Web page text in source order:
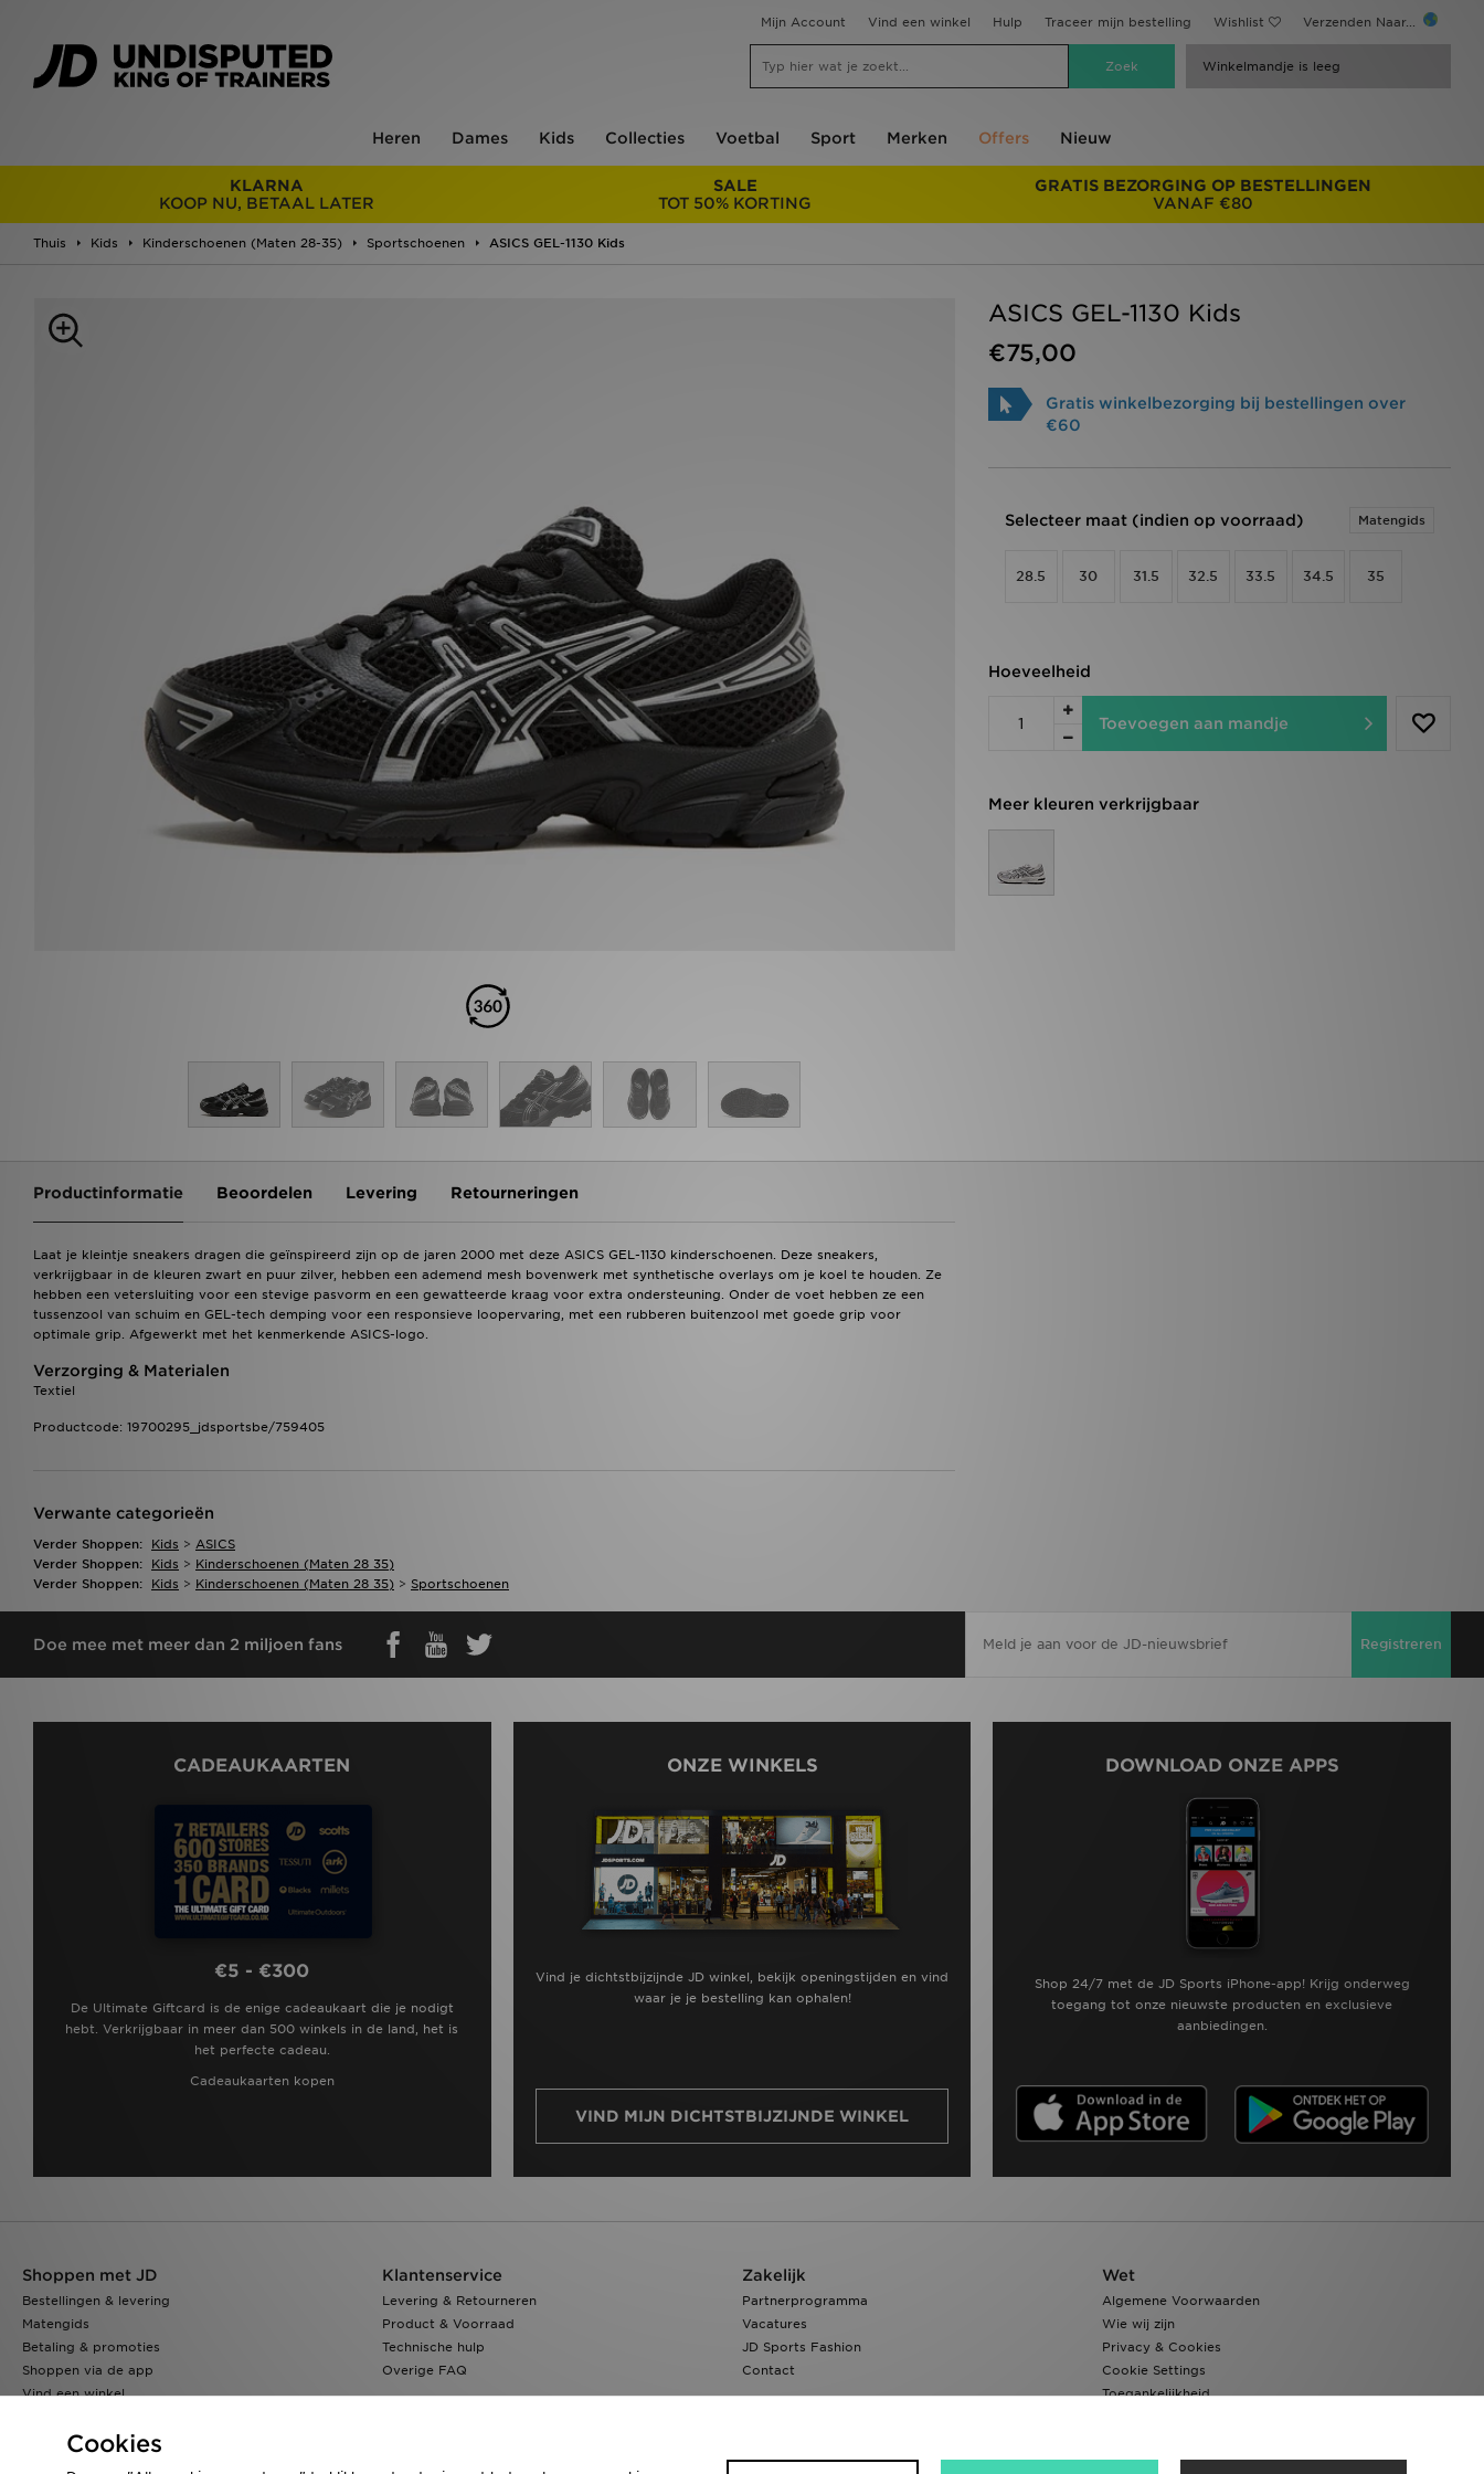
Mijn Account Vind een winkel Hulp Traceer mijn bestelling Wishlist Verzenden Naar...
Winkelmandje is leeg
Heren Dames Kids Collecties Voetbal Sport Merken Offers Nieuw
KLARNA
KOOP NU, BETAAL LATER
SALE
TOT 50% KORTING
GRATIS BEZORGING OP BESTELLINGEN
VANAF €80
Thuis Kids Kinderschoenen (Maten 28-35) Sportschoenen ASICS GEL-1130 Kids
ASICS GEL-1130 Kids
€75,00
Gratis winkelbezorging bij bestellingen over
€60
Selecteer maat (indien op voorraad) Matengids
28.5 30 31.5 32.5 33.5 34.5 35
Hoeveelheid
Toevoegen aan mandje
Meer kleuren verkrijgbaar
Productinformatie Beoordelen Levering Retourneringen
Laat je kleintje sneakers dragen die geïnspireerd zijn op de jaren 2000 met deze ASICS GEL-1130 kinderschoenen. Deze sneakers,
verkrijgbaar in de kleuren zwart en puur zilver, hebben een ademend mesh bovenwerk met synthetische overlays om je koel te houden. Ze
hebben een vetersluiting voor een stevige pasvorm en een gewatteerde kraag voor extra ondersteuning. Onder de voet hebben ze een
tussenzool van schuim en GEL-tech demping voor een responsieve loopervaring, met een rubberen buitenzool met goede grip voor
optimale grip. Afgewerkt met het kenmerkende ASICS-logo.
Verzorging & Materialen
Textiel
Productcode: 19700295_jdsportsbe/759405
Verwante categorieën
Verder Shoppen: Kids > ASICS
Verder Shoppen:
Kids > Kinderschoenen (maten 28 35)
Verder Shoppen:
Kids > Kinderschoenen (maten 28 35) > Sportschoenen
Doe mee met meer dan 2 miljoen fans Registreren
CADEAUKAARTEN
€5 - €300
De Ultimate Giftcard is de enige cadeaukaart die je nodigt
hebt. Verkrijgbaar in meer dan 500 winkels in de land, het is
het perfecte cadeau.
Cadeaukaarten kopen
ONZE WINKELS
Vind je dichtstbijzijnde JD winkel, bekijk openingstijden en vind
waar je je bestelling kan ophalen!
VIND MIJN DICHTSTBIJZIJNDE WINKEL
DOWNLOAD ONZE APPS
Shop 24/7 met de JD Sports iPhone-app! Krijg onderweg
toegang tot onze nieuwste producten en exclusieve
aanbiedingen.
Shoppen met JD
Bestellingen & levering
Matengids
Betaling & promoties
Shoppen via de app
Vind een winkel
Klantenservice
Levering & Retourneren
Product & Voorraad
Technische hulp
Overige FAQ
Zakelijk
Partnerprogramma
Vacatures
JD Sports Fashion
Contact
Wet
Algemene Voorwaarden
Wie wij zijn
Privacy & Cookies
Cookie Settings
Toegankelijkheid
Cookies